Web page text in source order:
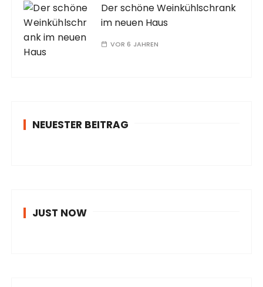
Der schöne Weinkühlschrank
im neuen Haus
VOR 6 JAHREN
NEUESTER BEITRAG
JUST NOW